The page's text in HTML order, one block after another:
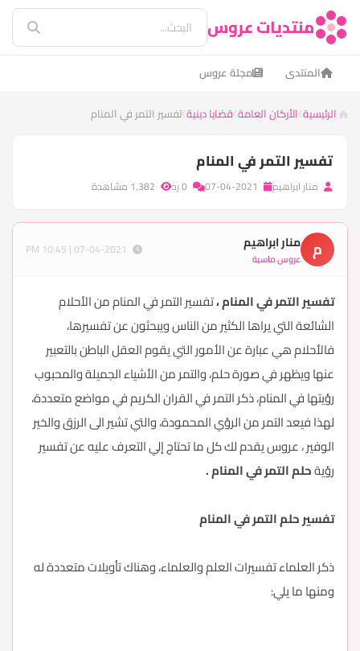
منتديات عروس
المنتدى مجلة عروس
الرئيسية الأركان العامة قضايا دينية تفسير التمر في المنام
تفسير التمر في المنام
منار ابراهيم
م منار ابراهيم
عروس ماسية
تفسير التمر في المنام ،تفسير التمر في المنام من الأحلام
الشائعة التي يراها الكثير من الناس ويبحثون عن تفسيرها،
فالأحلام هي عبارة عن الأمور التي يقوم العقل الباطن بالتعبير
عنها ويظهر في صورة حلم، والتمر من الأشياء الجميلة والمحبوب
رؤيتها في المنام، ذكر التمر في القران الكريم في مواضع متعددة،
لهذا فيعد التمر من الرؤي المحمودة، والتي تشير الى الرزق والخير
الوفير ، عروس يقدم لك كل ما تحتاج إلي التعرف عليه عن تفسير
رؤيةحلم التمر في المنام .
تفسير حلم التمر في المنام
ذكر العلماء تفسيرات العلم والعلماء، وهناك تأويلات متعددة له
ومنها ما يلي: